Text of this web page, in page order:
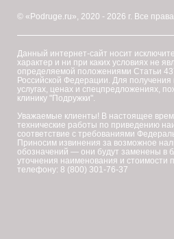
© «Podruge.ru», 2020 - 2026 г. Все
Данный интернет-сайт носит
характер и ни при каких условиях не
определяемой положениями Статьи
Российской Федерации. Для
услугах, ценах и спецпредложениях,
клинику "Подружки".
Уважаемые клиенты! В настоящее
технические работы по приведению
соответствие с требованиями
Приносим извинения за возможное
обозначений — они будут заменены в
уточнения наименования и стоимости
телефону: 8 (800) 301-76-37